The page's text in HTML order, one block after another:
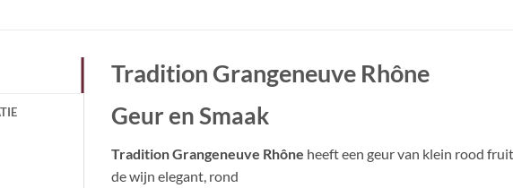
Tradition Grangeneuve Rhône
Geur en Smaak
Tradition Grangeneuve Rhône heeft een geur van klein rood
de wijn elegant, rond